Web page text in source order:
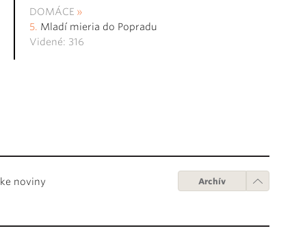
DOMÁCE
Mladí mieria do Popradu
Videné: 316
noviny Archív